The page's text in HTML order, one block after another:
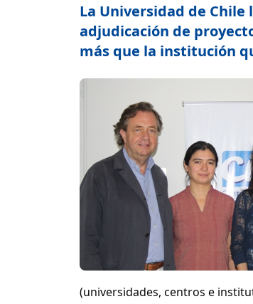
La Universidad de
adjudicación de
más que la institución
(universidades, centros e